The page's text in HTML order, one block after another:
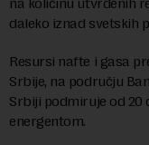
daleko iznad svetskih
Resursi nafte i gasa
Srbije, na području
Srbiji podmiruje od
energentom.